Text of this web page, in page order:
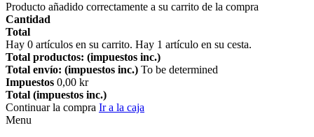
Producto añadido correctamente a su carrito de la compra
Cantidad
Total
Hay 0 artículos en su carrito. Hay 1 artículo en su cesta.
Total productos: (impuestos inc.)
Total envío: (impuestos inc.) To be determined
Impuestos 0,00 kr
Total (impuestos inc.)
Continuar la compra Ir a la caja
Menu